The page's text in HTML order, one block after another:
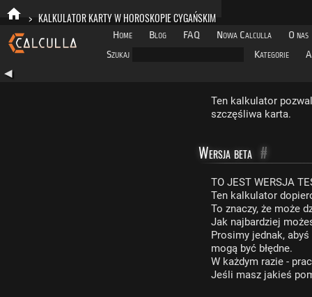
> KALKULATOR KARTY W HOROSKOPIE CYGAŃSKIM
Home Blog FAQ Nowa Calculla
O nas
Szukaj
Kategorie
◀
Ten kalkulator
szczęśliwa karta.
Wersja beta #
TO JEST WERSJA
Ten kalkulator
To znaczy, że może
Jak najbardziej
Prosimy jednak,
mogą być błędne.
W każdym razie -
Jeśli masz jakieś